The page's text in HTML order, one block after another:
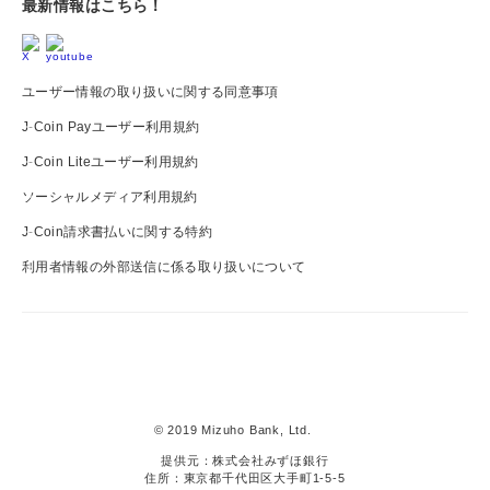
最新情報はこちら！
ユーザー情報の取り扱いに関する同意事項
J-Coin Payユーザー利用規約
J-Coin Liteユーザー利用規約
ソーシャルメディア利用規約
J-Coin請求書払いに関する特約
利用者情報の外部送信に係る取り扱いについて
© 2019 Mizuho Bank, Ltd.
提供元：株式会社みずほ銀行
住所：東京都千代田区大手町1-5-5